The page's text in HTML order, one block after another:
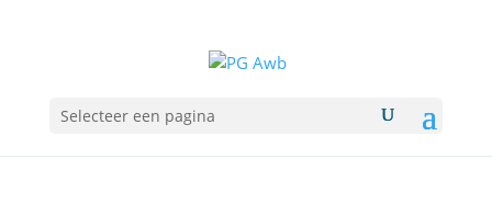
Selecteer een pagina